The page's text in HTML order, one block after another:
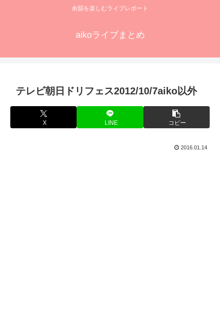
余韻を楽しむライブレポート
aikoライブまとめ
テレビ朝日ドリフェス2012/10/7aiko以外
X LINE コピー
2016.01.14